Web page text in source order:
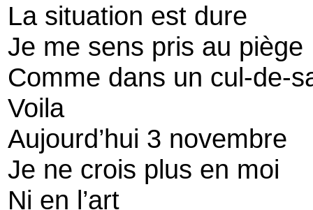
La situation est dure
Je me sens pris au piège
Comme dans un cul-de-
Voila
Aujourd’hui 3 novembre
Je ne crois plus en moi
Ni en l’art